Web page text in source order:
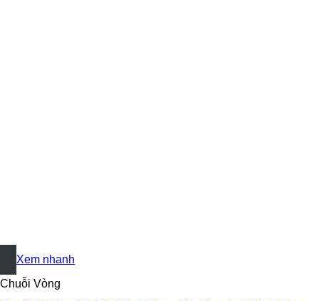
+
Xem nhanh
Chuỗi Vòng